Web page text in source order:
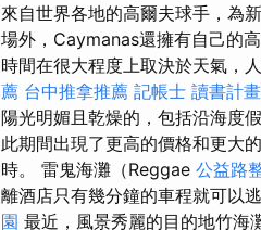
來自世界各地的高爾夫球手，為
場外，Caymanas還擁有自己的
時間在很大程度上取決於天氣，
薦 台中推拿推薦 記帳士 讀書計畫
陽光明媚且乾燥的，包括沿海度
此期間出現了更高的價格和更大
時。 雷鬼海灘（Reggae 公益路
離酒店只有幾分鐘的車程就可以
園 最近，風景秀麗的目的地竹海